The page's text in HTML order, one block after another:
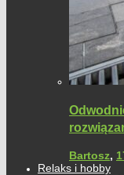
Bartosz,
Relaks i hobby